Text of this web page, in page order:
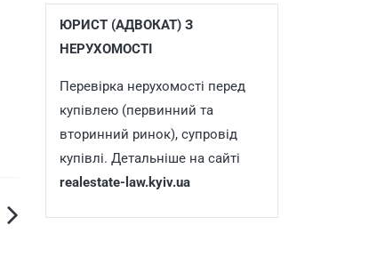
ЮРИСТ (АДВОКАТ) З
НЕРУХОМОСТІ
Перевірка нерухомості перед
купівлею (первинний та
вторинний ринок), супровід
купівлі. Детальніше на сайті
realestate-law.kyiv.ua